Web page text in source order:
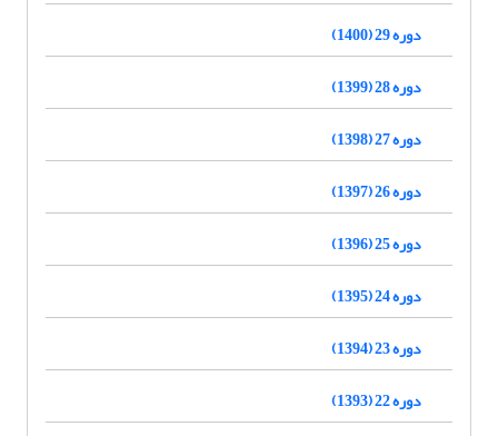
دوره 29 (1400)
دوره 28 (1399)
دوره 27 (1398)
دوره 26 (1397)
دوره 25 (1396)
دوره 24 (1395)
دوره 23 (1394)
دوره 22 (1393)